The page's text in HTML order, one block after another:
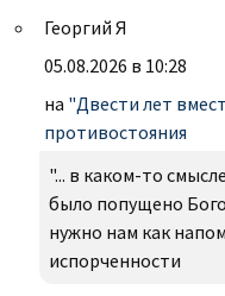
Георгий Я
05.08.2026 в 10:28
на "Двести лет
противостояния
"... в каком-то
было попущено
нужно нам как
испорченности